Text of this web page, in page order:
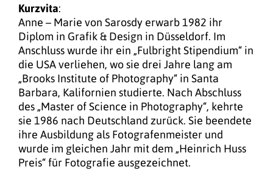
Kurzvita:
Anne – Marie von Sarosdy erwarb 1982 ihr
Diplom in Grafik & Design in Düsseldorf. Im
Anschluss wurde ihr ein „Fulbright Stipendium“ in
die USA verliehen, wo sie drei Jahre lang am
„Brooks Institute of Photography“ in Santa
Barbara, Kalifornien studierte. Nach Abschluss
des „Master of Science in Photography“, kehrte
sie 1986 nach Deutschland zurück. Sie beendete
ihre Ausbildung als Fotografenmeister und
wurde im gleichen Jahr mit dem „Heinrich Huss
Preis“ für Fotografie ausgezeichnet.